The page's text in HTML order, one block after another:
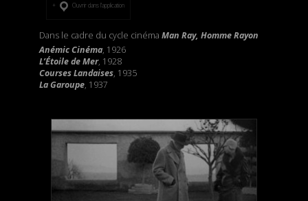
Ouvrir dans l’application
Dans le cadre du cycle cinéma Man Ray, Homme Rayon
Anémic Cinéma, 1926
L’Étoile de Mer, 1928
Courses Landaises, 1935
La Garoupe, 1937